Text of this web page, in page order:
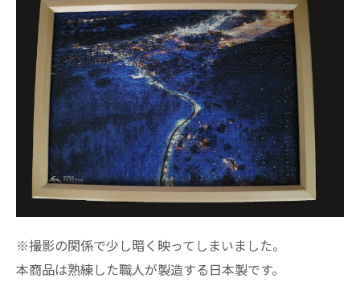
※撮影の関係で少し暗く映ってしまいました。
本商品は熟練した職人が製造する日本製です。